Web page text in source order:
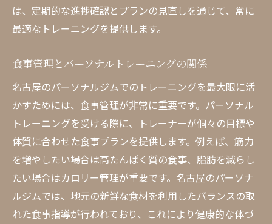
は、定期的な進捗確認とプランの見直しを通じて、常に
最適なトレーニングを提供します。
食事管理とパーソナルトレーニングの関係
名古屋のパーソナルジムでのトレーニングを最大限に活
かすためには、食事管理が非常に重要です。パーソナル
トレーニングを受ける際に、トレーナーが個々の目標や
体質に合わせた食事プランを提供します。例えば、筋力
を増やしたい場合は高たんぱく質の食事、脂肪を減らし
たい場合はカロリー管理が重要です。名古屋のパーソナ
ルジムでは、地元の新鮮な食材を利用したバランスの取
れた食事指導が行われており、これにより健康的な体づ